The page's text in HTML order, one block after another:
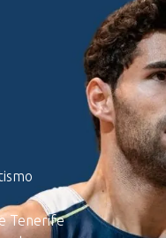
Tenerife